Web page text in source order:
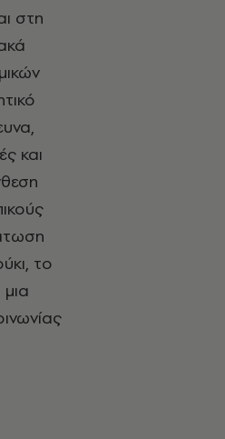
στη
και
το